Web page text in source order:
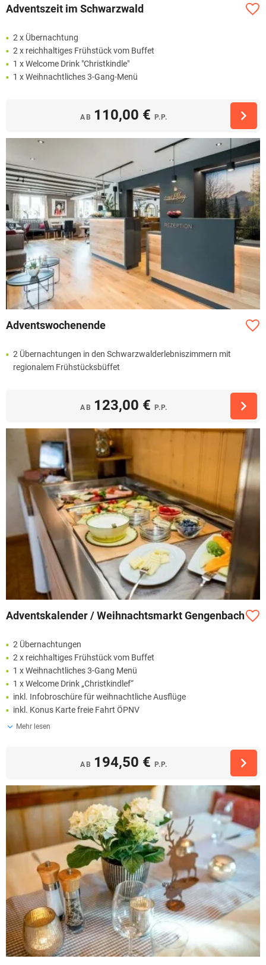
Adventszeit im Schwarzwald
2 x Übernachtung
2 x reichhaltiges Frühstück vom Buffet
1 x Welcome Drink "Christkindle"
1 x Weihnachtliches 3-Gang-Menü
AB 110,00 € P.P.
Adventswochenende
2 Übernachtungen in den Schwarzwalderlebniszimmern mit
regionalem Frühstücksbüffet
AB 123,00 € P.P.
Adventskalender / Weihnachtsmarkt Gengenbach
2 Übernachtungen
2 x reichhaltiges Frühstück vom Buffet
1 x Weihnachtliches 3-Gang Menü
1 x Welcome Drink „Christkindlef“
inkl. Infobroschüre für weihnachtliche Ausflüge
inkl. Konus Karte freie Fahrt ÖPNV
Mehr lesen
AB 194,50 € P.P.